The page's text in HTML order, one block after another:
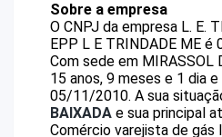
Sobre a empresa
O CNPJ da empresa L. E.
EPP L E TRINDADE ME é
Com sede em MIRASSOL
15 anos, 9 meses e 1 dia
05/11/2010. A sua
BAIXADA e sua principal
Comércio varejista de